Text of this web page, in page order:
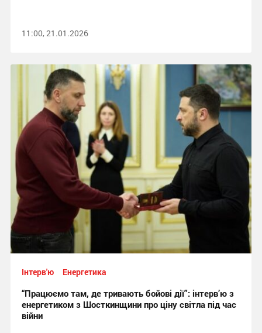
11:00, 21.01.2026
Інтерв'ю Енергетика
“Працюємо там, де тривають бойові дії”: інтерв’ю з
енергетиком з Шосткинщини про ціну світла під час
війни